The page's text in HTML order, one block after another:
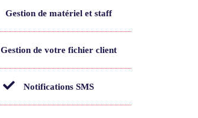
Gestion de matériel et staff
Gestion de votre fichier client
Notifications SMS